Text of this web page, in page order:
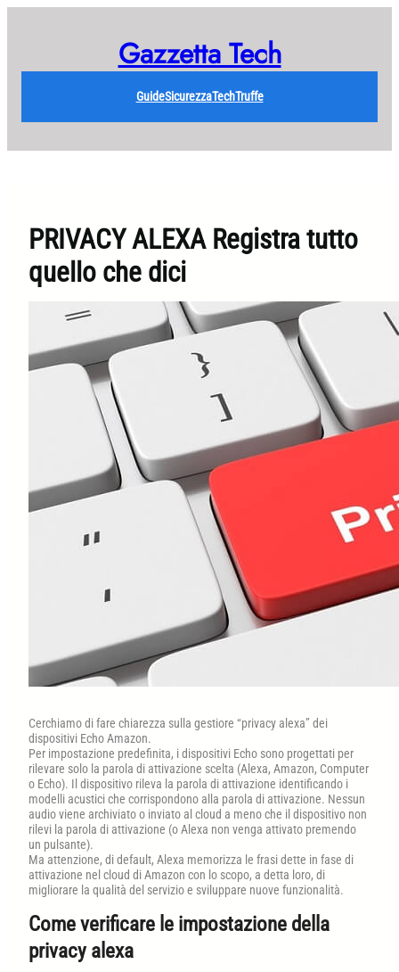
Gazzetta Tech
GuideSicurezzaTechTruffe
PRIVACY ALEXA Registra tutto
quello che dici
Cerchiamo di fare chiarezza sulla gestiore “privacy alexa” dei
dispositivi Echo Amazon.
Per impostazione predefinita, i dispositivi Echo sono progettati per
rilevare solo la parola di attivazione scelta (Alexa, Amazon, Computer
o Echo). Il dispositivo rileva la parola di attivazione identificando i
modelli acustici che corrispondono alla parola di attivazione. Nessun
audio viene archiviato o inviato al cloud a meno che il dispositivo non
rilevi la parola di attivazione (o Alexa non venga attivato premendo
un pulsante).
Ma attenzione, di default, Alexa memorizza le frasi dette in fase di
attivazione nel cloud di Amazon con lo scopo, a detta loro, di
migliorare la qualità del servizio e sviluppare nuove funzionalità.
Come verificare le impostazione della
privacy alexa